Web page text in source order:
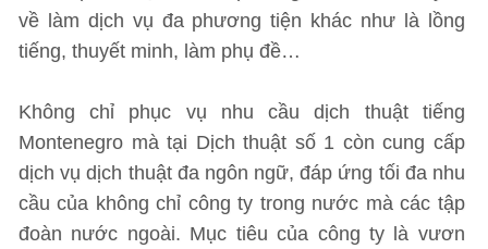
về làm dịch vụ đa phương tiện khác như là lồng
tiếng, thuyết minh, làm phụ đề…
Không chỉ phục vụ nhu cầu dịch thuật tiếng
Montenegro mà tại Dịch thuật số 1 còn cung cấp
dịch vụ dịch thuật đa ngôn ngữ, đáp ứng tối đa nhu
cầu của không chỉ công ty trong nước mà các tập
đoàn nước ngoài. Mục tiêu của công ty là vươn